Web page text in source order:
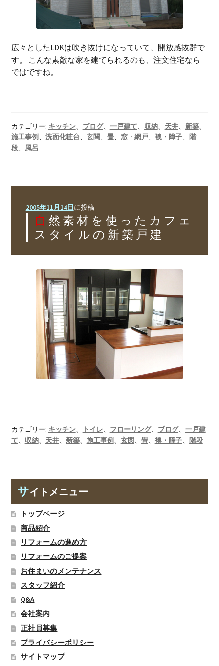
広々としたLDKは吹き抜けになっていて、開放感抜群で
す。 こんな素敵な家を建てられるのも、注文住宅なら
ではですね。
カテゴリー: キッチン、 ブログ、 一戸建て、 収納、 天井、 新築、
施工事例、 洗面化粧台、 玄関、 畳、 窓・網戸、 襖・障子、
階
段、 風呂
2005年11月14日に投稿
自然素材を使ったカフェ
スタイルの新築戸建
カテゴリー: キッチン、 トイレ、 フローリング、 ブログ、 一戸建
て、 収納、 天井、 新築、 施工事例、 玄関、 畳、 襖・障子、 階段
サイトメニュー
トップページ
商品紹介
リフォームの進め方
リフォームのご提案
お住まいのメンテナンス
スタッフ紹介
Q&A
会社案内
正社員募集
プライバシーポリシー
サイトマップ